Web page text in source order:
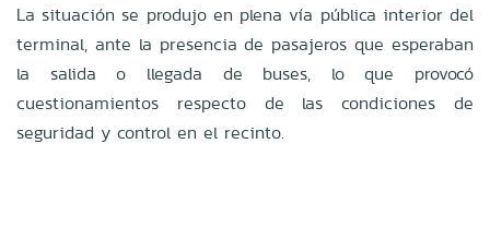
La situación se produjo en plena vía pública interior del
terminal, ante la presencia de pasajeros que esperaban
la salida o llegada de buses, lo que provocó
cuestionamientos respecto de las condiciones de
seguridad y control en el recinto.